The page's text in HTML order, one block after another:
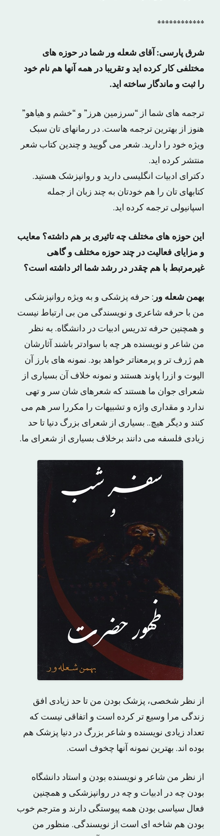
************
شرق پارسی: آقای شعله ور شما در حوزه های
مختلفی کار کرده اید و تقریبا در همه آنها هم نام خود
را ثبت و ماندگار ساخته اید.
ترجمه های شما از “سرزمین هرز” و “خشم و هیاهو”
هنوز از بهترین ترجمه هاست. در رمانهای تان سبک
ویژه خود را دارید. شعر می گویید و چندین کتاب شعر
منتشر کرده اید.
دکترای ادبیات انگلیسی دارید و روانپزشک هستید.
کتابهای تان را هم خودتان به چند زبان از جمله
اسپانیولی ترجمه کرده اید.
این حوزه های مختلف چه تاثیری بر هم داشته؟ معایب
و مزایای فعالیت در چند حوزه مختلف و گاهی
غیرمرتبط با هم چقدر در رشد شما اثر داشته است؟
بهمن شعله ور : حرفه پزشکی و به ویژه روانپزشکی
من با حرفه شاعری و نویسندگی من بی ارتباط نیست
و همچنین حرفه تدریس ادبیات در دانشگاه. به نظر
من شاعر و نویسنده هر چه با سوادتر باشند آثارشان
هم ژرف تر و پرمعناتر خواهد بود. نمونه های بارز آن
الیوت و ازرا پاوند هستند و نمونه خلاف آن بسیاری از
شعرای جوان ما هستند که شعرهای شان سر و تهی
ندارد و مقداری واژه و تشبیهات را مکررا سر هم می
کنند و دیگر هیچ.. بسیاری از شعرای بزرگ دنیا تا حد
زیادی فلسفه می دانند برخلاف بسیاری از شعرای ما.
از نظر شخصی، پزشک بودن من تا حد زیادی افق
زندگی مرا وسیع تر کرده است و اتفاقی نیست که
تعداد زیادی نویسنده و شاعر بزرگ در دنیا پزشک هم
بوده اند. بهترین نمونه آنها چخوف است.
از نظر من شاعر و نویسنده بودن و استاد دانشگاه
بودن چه در ادبیات و چه در روانپزشکی و همچنین
فعال سیاسی بودن همه پیوستگی دارند و مترجم خوب
بودن هم شاخه ای است از نویسندگی. منظور من